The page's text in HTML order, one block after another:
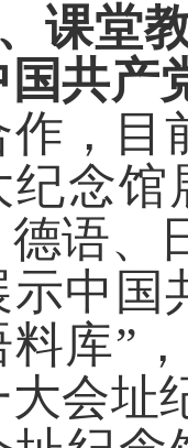
课堂
国共产
作，目
纪念馆
德语、
示中国
料库”
大会址